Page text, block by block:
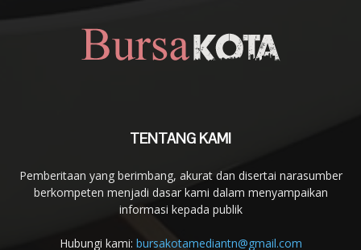
TENTANG KAMI
Pemberitaan yang berimbang, akurat dan disertai narasumber
berkompeten menjadi dasar kami dalam menyampaikan
informasi kepada publik
Hubungi kami: bursakotamediantn@gmail.com